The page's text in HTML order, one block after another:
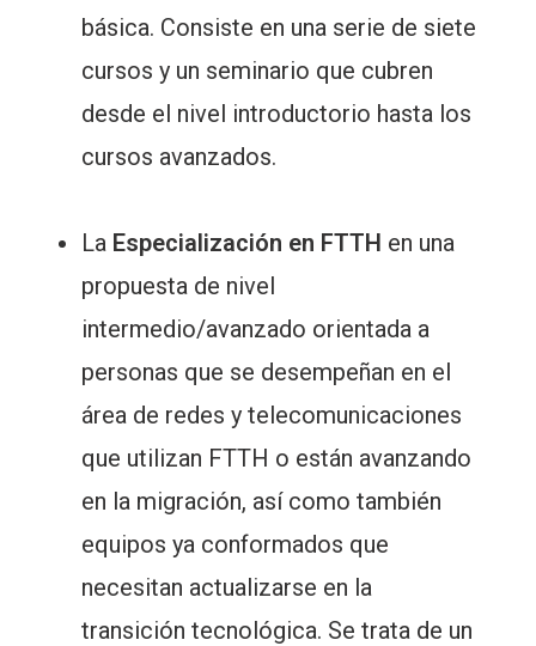
básica. Consiste en una serie de siete
cursos y un seminario que cubren
desde el nivel introductorio hasta los
cursos avanzados.
La Especialización en FTTH en una
propuesta de nivel
intermedio/avanzado orientada a
personas que se desempeñan en el
área de redes y telecomunicaciones
que utilizan FTTH o están avanzando
en la migración, así como también
equipos ya conformados que
necesitan actualizarse en la
transición tecnológica. Se trata de un